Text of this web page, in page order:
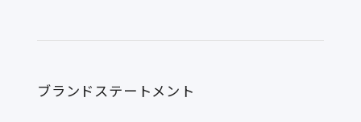
ブランドステートメント